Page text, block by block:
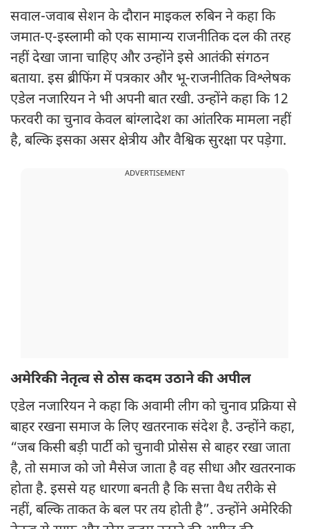
सवाल-जवाब सेशन के दौरान माइकल रुबिन ने कहा कि
जमात-ए-इस्लामी को एक सामान्य राजनीतिक दल की तरह
नहीं देखा जाना चाहिए और उन्होंने इसे आतंकी संगठन
बताया. इस ब्रीफिंग में पत्रकार और भू-राजनीतिक विश्लेषक
एडेल नजारियन ने भी अपनी बात रखी. उन्होंने कहा कि 12
फरवरी का चुनाव केवल बांग्लादेश का आंतरिक मामला नहीं
है, बल्कि इसका असर क्षेत्रीय और वैश्विक सुरक्षा पर पड़ेगा.
ADVERTISEMENT
अमेरिकी नेतृत्व से ठोस कदम उठाने की अपील
एडेल नजारियन ने कहा कि अवामी लीग को चुनाव प्रक्रिया से
बाहर रखना समाज के लिए खतरनाक संदेश है. उन्होंने कहा,
“जब किसी बड़ी पार्टी को चुनावी प्रोसेस से बाहर रखा जाता
है, तो समाज को जो मैसेज जाता है वह सीधा और खतरनाक
होता है. इससे यह धारणा बनती है कि सत्ता वैध तरीके से
नहीं, बल्कि ताकत के बल पर तय होती है”. उन्होंने अमेरिकी